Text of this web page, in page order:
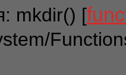
mkdir() [